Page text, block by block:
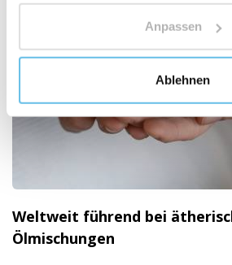
Anpassen
Ablehnen
Weltweit führend bei
Ölmischungen